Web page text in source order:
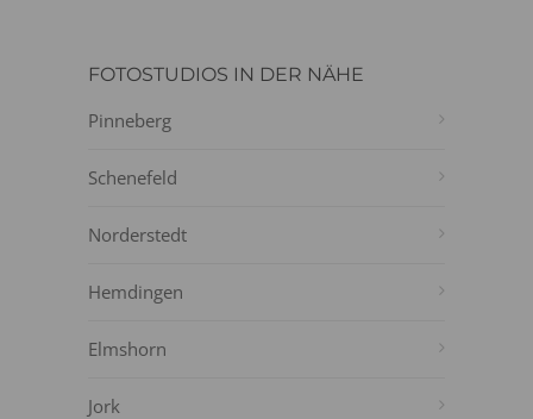
FOTOSTUDIOS IN DER NÄHE
Pinneberg
Schenefeld
Norderstedt
Hemdingen
Elmshorn
Jork